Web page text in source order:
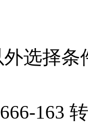
外选择条
163 转